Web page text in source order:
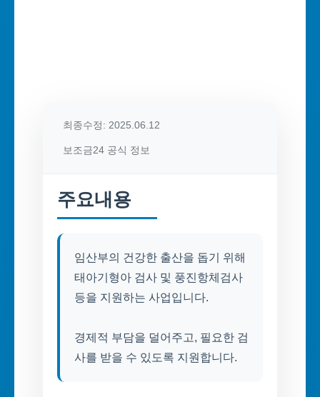
최종수정: 2025.06.12
보조금24 공식 정보
주요내용
임산부의 건강한 출산을 돕기 위해
태아기형아 검사 및 풍진항체검사
등을 지원하는 사업입니다.
경제적 부담을 덜어주고, 필요한 검
사를 받을 수 있도록 지원합니다.